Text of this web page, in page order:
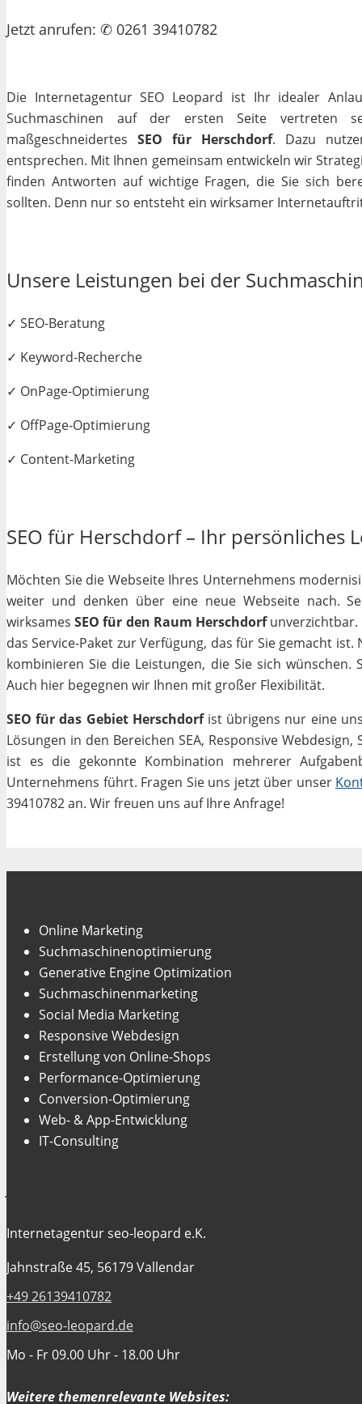
Jetzt anrufen: ✆ 0261 39410782
Die Internetagentur SEO Leopard ist Ihr idealer
Suchmaschinen auf der ersten Seite vertreten
maßgeschneidertesSEO für Herschdorf. Dazu
entsprechen. Mit Ihnen gemeinsam entwickeln wir
finden Antworten auf wichtige Fragen, die Sie sich
sollten. Denn nur so entsteht ein wirksamer
Unsere Leistungen bei der
✓ SEO-Beratung
✓ Keyword-Recherche
✓ OnPage-Optimierung
✓ OffPage-Optimierung
✓ Content-Marketing
SEO für Herschdorf – Ihr persönliches
Möchten Sie die Webseite Ihres Unternehmens
weiter und denken über eine neue Webseite nach.
wirksamesSEO für den Raum Herschdorfunverzichtbar.
das Service-Paket zur Verfügung, das für Sie gemacht
kombinieren Sie die Leistungen, die Sie sich wünschen.
Auch hier begegnen wir Ihnen mit großer Flexibilität.
SEO für das Gebiet Herschdorfist übrigens nur eine
Lösungen in den Bereichen SEA, Responsive
ist es die gekonnte Kombination mehrerer
Unternehmens führt. Fragen Sie uns jetzt über unser
39410782 an. Wir freuen uns auf Ihre Anfrage!
Online Marketing
Suchmaschinenoptimierung
Generative Engine Optimization
Suchmaschinenmarketing
Social Media Marketing
Responsive Webdesign
Erstellung von Online-Shops
Performance-Optimierung
Conversion-Optimierung
Web- & App-Entwicklung
IT-Consulting
Internetagentur seo-leopard e.K.
Jahnstraße 45, 56179 Vallendar
+49 26139410782
info@seo-leopard.de
Mo - Fr 09.00 Uhr - 18.00 Uhr
Weitere themenrelevante Websites: